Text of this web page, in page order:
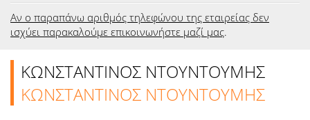
Αν ο παραπάνω αριθμός τηλεφώνου της εταιρείας δεν
ισχύει παρακαλούμε επικοινωνήστε μαζί μας.
ΚΩΝΣΤΑΝΤΙΝΟΣ ΝΤΟΥΝΤΟΥΜΗΣ
ΚΩΝΣΤΑΝΤΙΝΟΣ ΝΤΟΥΝΤΟΥΜΗΣ